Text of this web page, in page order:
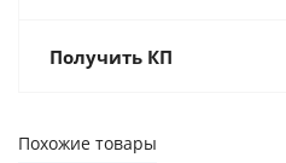
Получить КП
Похожие товары